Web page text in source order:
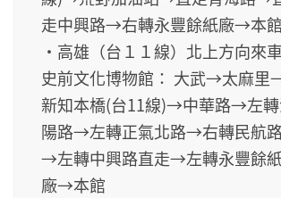
走中興路→右轉永豐餘紙廠→本館
‧高雄（台１１線）北上方向來車
史前文化博物館： 大武→太麻里
新知本橋(台11線)→中華路→左
陽路→左轉正氣北路→右轉民航
→左轉中興路直走→左轉永豐餘
廠→本館